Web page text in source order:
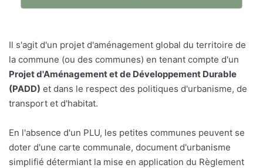
Il s'agit d'un projet d'aménagement global du territoire de
la commune (ou des communes) en tenant compte d'un
Projet d'Aménagement et de Développement Durable
(PADD) et dans le respect des politiques d'urbanisme, de
transport et d'habitat.
En l'absence d'un PLU, les petites communes peuvent se
doter d'une carte communale, document d'urbanisme
simplifié détermiant la mise en application du Règlement